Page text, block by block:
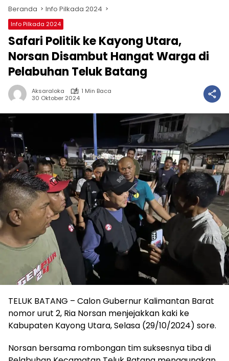
Beranda Info Pilkada 2024
Info Pilkada 2024
Safari Politik ke Kayong Utara,
Norsan Disambut Hangat Warga di
Pelabuhan Teluk Batang
Aksaraloka
1 Min Baca
30 Oktober 2024
TELUK BATANG – Calon Gubernur Kalimantan Barat
nomor urut 2, Ria Norsan menjejakkan kaki ke
Kabupaten Kayong Utara, Selasa (29/10/2024) sore.
Norsan bersama rombongan tim suksesnya tiba di